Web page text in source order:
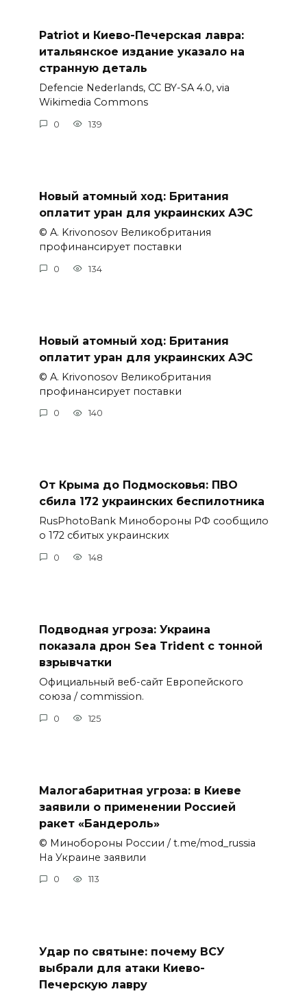
Patriot и Киево-Печерская лавра:
итальянское издание указало на
странную деталь
Defencie Nederlands, CC BY-SA 4.0, via
Wikimedia Commons
0 139
Новый атомный ход: Британия
оплатит уран для украинских АЭС
© A. Krivonosov Великобритания
профинансирует поставки
0 134
Новый атомный ход: Британия
оплатит уран для украинских АЭС
© A. Krivonosov Великобритания
профинансирует поставки
0 140
От Крыма до Подмосковья: ПВО
сбила 172 украинских беспилотника
RusPhotoBank Минобороны РФ сообщило
о 172 сбитых украинских
0 148
Подводная угроза: Украина
показала дрон Sea Trident с тонной
взрывчатки
Официальный веб-сайт Европейского
союза / commission.
0 125
Малогабаритная угроза: в Киеве
заявили о применении Россией
ракет «Бандероль»
© Минобороны России / t.me/mod_russia
На Украине заявили
0 113
Удар по святыне: почему ВСУ
выбрали для атаки Киево-
Печерскую лавру